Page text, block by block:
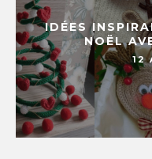
IDÉES
NOËL
12